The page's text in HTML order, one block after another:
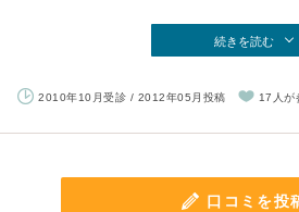
続きを読む
2010年10月受診 / 2012年05月投稿 17人が
口コミを投